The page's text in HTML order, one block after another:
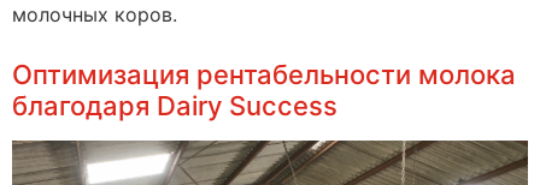
молочных коров.
Оптимизация рентабельности молока
благодаря Dairy Success